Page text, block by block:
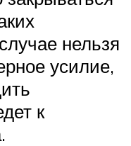
нельзя
усилие,
к